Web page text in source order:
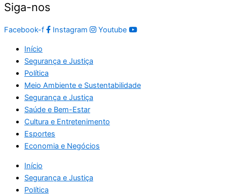
Siga-nos
Facebook-f Instagram Youtube
Início
Segurança e Justiça
Política
Meio Ambiente e Sustentabilidade
Segurança e Justiça
Saúde e Bem-Estar
Cultura e Entretenimento
Esportes
Economia e Negócios
Início
Segurança e Justiça
Política